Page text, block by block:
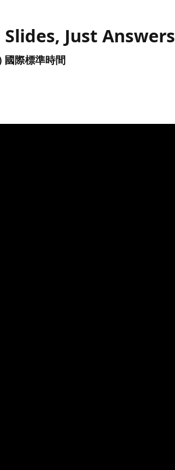
Just Answers
國際標準時間